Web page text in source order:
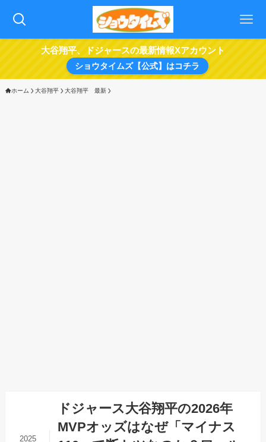
大谷翔平、ドジャースの最新情報Xアカウント
ショウタイムズ【公式】はコチラ
ホーム 大谷翔平 大谷翔平 最新
ドジャース大谷翔平の2026年
MVPオッズはなぜ「マイナス
2025